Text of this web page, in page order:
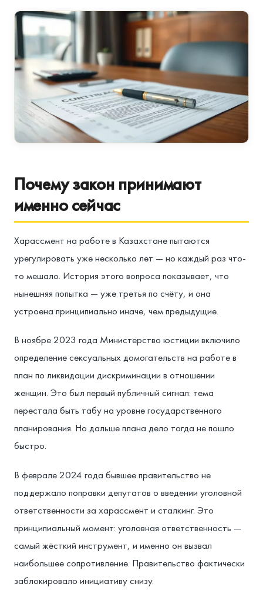
Почему закон принимают
именно сейчас
Харассмент на работе в Казахстане пытаются
урегулировать уже несколько лет — но каждый раз что-
то мешало. История этого вопроса показывает, что
нынешняя попытка — уже третья по счёту, и она
устроена принципиально иначе, чем предыдущие.
В ноябре 2023 года Министерство юстиции включило
определение сексуальных домогательств на работе в
план по ликвидации дискриминации в отношении
женщин. Это был первый публичный сигнал: тема
перестала быть табу на уровне государственного
планирования. Но дальше плана дело тогда не пошло
быстро.
В феврале 2024 года бывшее правительство не
поддержало поправки депутатов о введении уголовной
ответственности за харассмент и сталкинг. Это
принципиальный момент: уголовная ответственность —
самый жёсткий инструмент, и именно он вызвал
наибольшее сопротивление. Правительство фактически
заблокировало инициативу снизу.